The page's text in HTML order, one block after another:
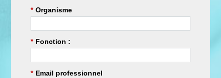
* Organisme
* Fonction :
* Email professionnel